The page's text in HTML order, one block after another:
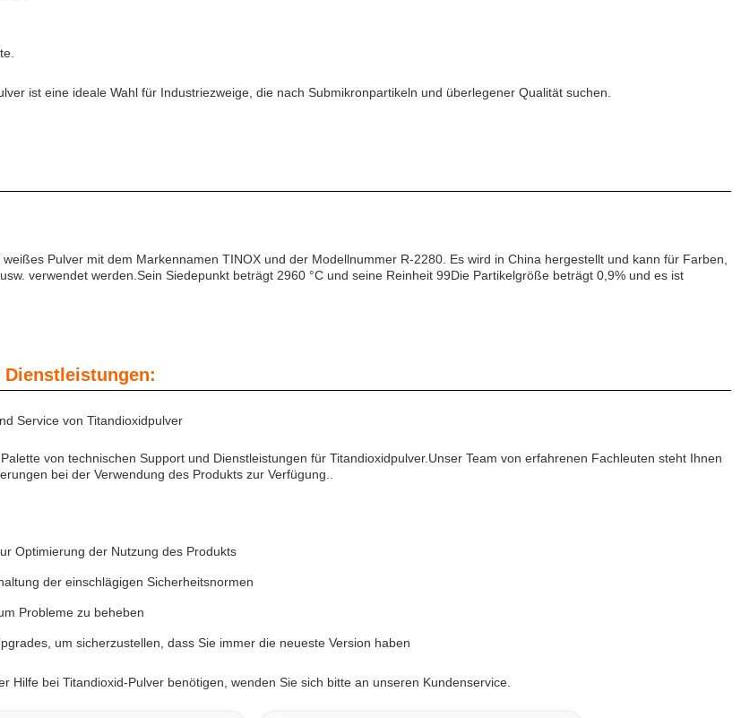
ist eine ideale Wahl für Industriezweige, die nach Submikronpartikeln und überlegener Qualität suchen.
Pulver mit dem Markennamen TINOX und der Modellnummer R-2280. Es wird in China hergestellt und kann für Farben,
verwendet werden.Sein Siedepunkt beträgt 2960 °C und seine Reinheit 99Die Partikelgröße beträgt 0,9% und es ist
Service von Titandioxidpulver
von technischen Support und Dienstleistungen für Titandioxidpulver.Unser Team von erfahrenen Fachleuten steht Ihnen
bei der Verwendung des Produkts zur Verfügung..
Optimierung der Nutzung des Produkts
der einschlägigen Sicherheitsnormen
Probleme zu beheben
um sicherzustellen, dass Sie immer die neueste Version haben
Hilfe bei Titandioxid-Pulver benötigen, wenden Sie sich bitte an unseren Kundenservice.